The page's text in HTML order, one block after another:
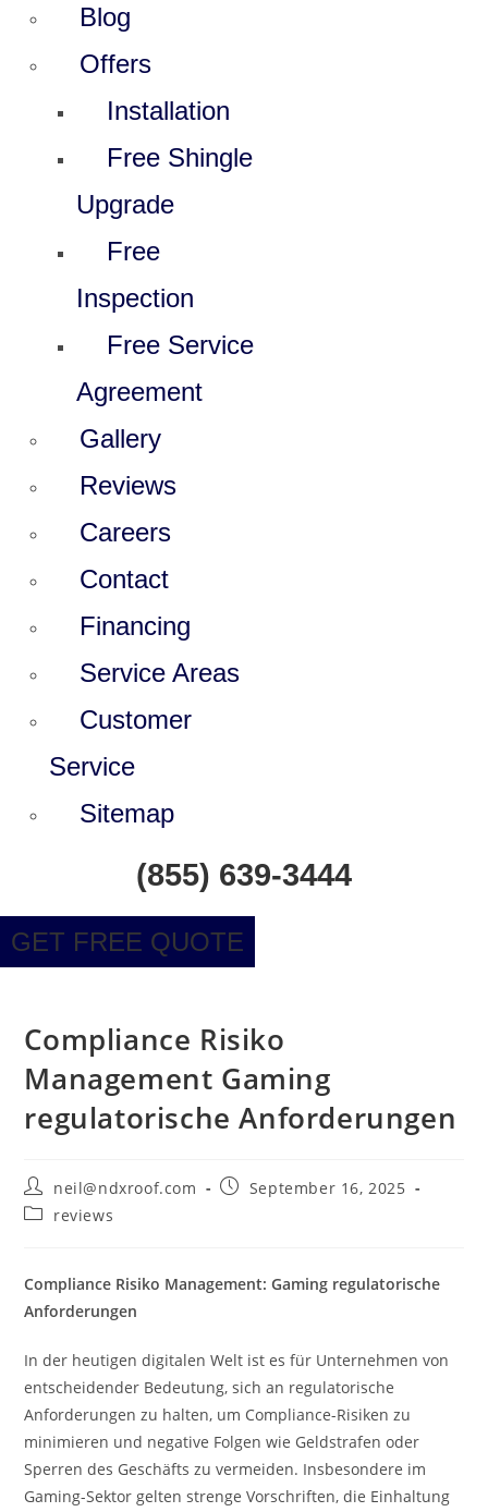
Blog
Offers
Installation
Free Shingle
Upgrade
Free
Inspection
Free Service
Agreement
Gallery
Reviews
Careers
Contact
Financing
Service Areas
Customer
Service
Sitemap
(855) 639-3444
GET FREE QUOTE
Compliance Risiko
Management Gaming
regulatorische Anforderungen
Post
author:
neil@ndxroof.com
PostSeptember 16, 2025
Postreviews
Compliance Risiko Management: Gaming regulatorische
Anforderungen
In der heutigen digitalen Welt ist es für Unternehmen von
entscheidender Bedeutung, sich an regulatorische
Anforderungen zu halten, um Compliance-Risiken zu
minimieren und negative Folgen wie Geldstrafen oder
Sperren des Geschäfts zu vermeiden. Insbesondere im
Gaming-Sektor gelten strenge Vorschriften, die Einhaltung